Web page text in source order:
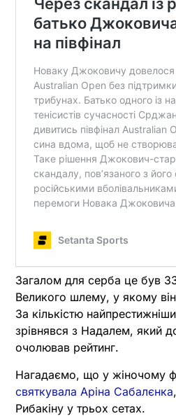
Загалом для серба це був
Великого шлему, у якому
За кількістю
зрівнявся з Надалем, який
очолював рейтинг.
Нагадаємо, що у жіночому
святкувала Аріна Сабалєнка
Рибакіну у трьох сетах.